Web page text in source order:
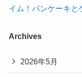
イム！パンケーキと
Archives
2026年5月